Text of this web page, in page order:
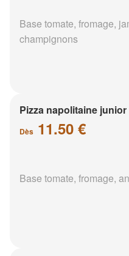
Base tomate, fromage,
champignons
Pizza napolitaine junior
Dès 11.50 €
Base tomate, fromage,